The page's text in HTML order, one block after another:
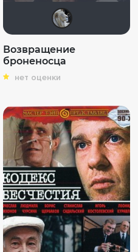
Возвращение
броненосца
нет оценки